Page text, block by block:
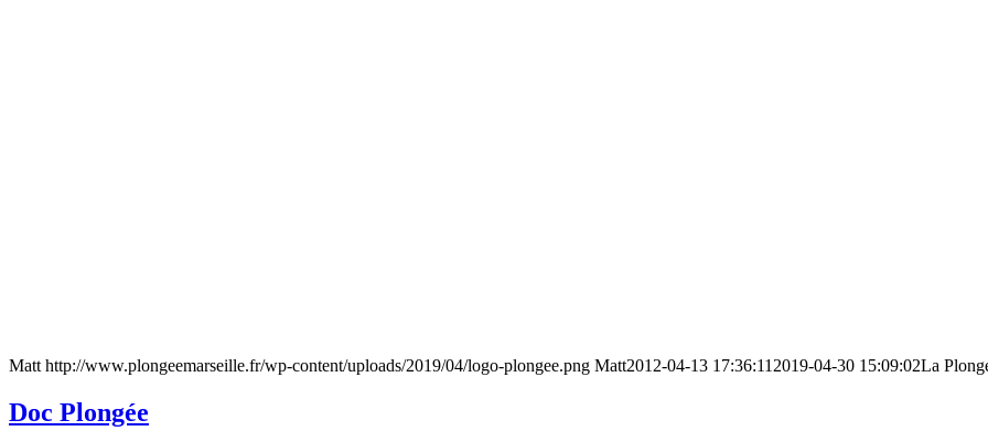
Matt http://www.plongeemarseille.fr/wp-content/uploads/2019/04/logo-plongee.png Matt2012-04-13 17:36:11 2019-04-30 15:09:02La
Doc Plongée